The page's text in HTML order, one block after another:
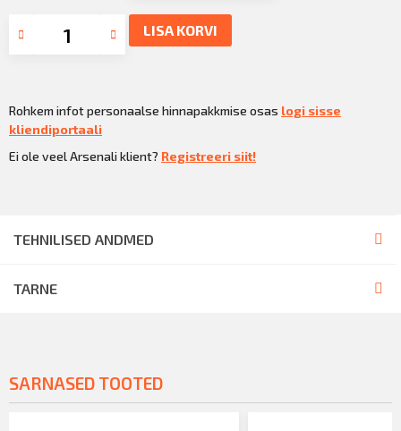
LISA KORVI
Rohkem infot personaalse hinnapakkmise osas logi sisse
kliendiportaali
Ei ole veel Arsenali klient? Registreeri siit!
TEHNILISED ANDMED
TARNE
SARNASED TOOTED